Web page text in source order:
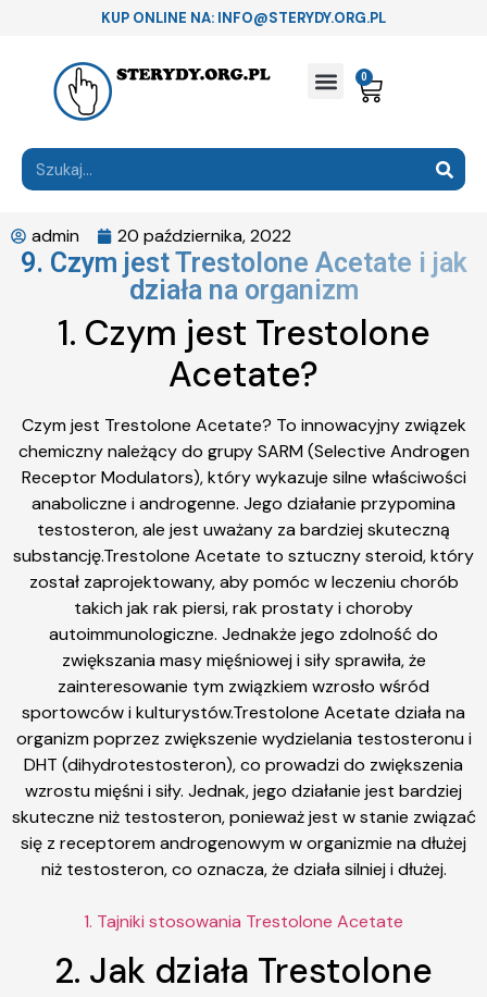
KUP ONLINE NA: INFO@STERYDY.ORG.PL
0
admin 20 października, 2022
9. Czym jest Trestolone Acetate i jak
działa na organizm
1. Czym jest Trestolone
Acetate?
Czym jest Trestolone Acetate? To innowacyjny związek
chemiczny należący do grupy SARM (Selective Androgen
Receptor Modulators), który wykazuje silne właściwości
anaboliczne i androgenne. Jego działanie przypomina
testosteron, ale jest uważany za bardziej skuteczną
substancję.Trestolone Acetate to sztuczny steroid, który
został zaprojektowany, aby pomóc w leczeniu chorób
takich jak rak piersi, rak prostaty i choroby
autoimmunologiczne. Jednakże jego zdolność do
zwiększania masy mięśniowej i siły sprawiła, że
zainteresowanie tym związkiem wzrosło wśród
sportowców i kulturystów.Trestolone Acetate działa na
organizm poprzez zwiększenie wydzielania testosteronu i
DHT (dihydrotestosteron), co prowadzi do zwiększenia
wzrostu mięśni i siły. Jednak, jego działanie jest bardziej
skuteczne niż testosteron, ponieważ jest w stanie związać
się z receptorem androgenowym w organizmie na dłużej
niż testosteron, co oznacza, że ​​działa silniej i dłużej.
1. Tajniki stosowania Trestolone Acetate
2. Jak działa Trestolone